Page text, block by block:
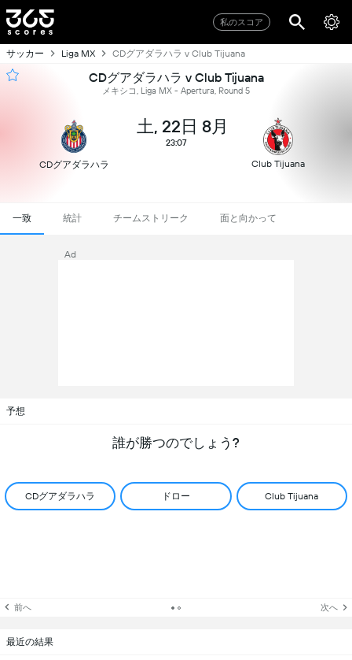
私のスコア
サッカー Liga MX CDグアダラハラ v Club Tijuana
CDグアダラハラ v Club Tijuana
メキシコ, Liga MX - Apertura, Round 5
CDグアダラハラ
土, 22日 8月
23:07
Club Tijuana
一致 統計 チームストリーク 面と向かって
Ad
予想
誰が勝つのでしょう?
CDグアダラハラ ドロー Club Tijuana
前へ 次へ
最近の結果